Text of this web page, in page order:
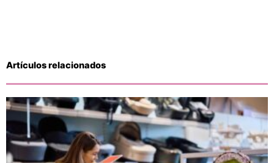
Artículos relacionados